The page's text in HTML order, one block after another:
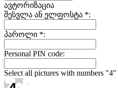
ავტორიზაცია
შესვლა ან ელფოსტა *:
პაროლი *:
Personal PIN code:
Select all pictures with numbers "4"